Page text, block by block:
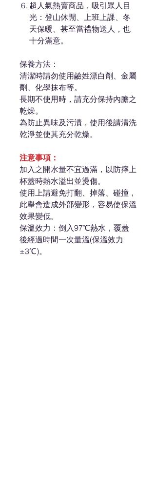
超人氣熱賣商品，吸引眾人目
光：登山休閒、上班上課、冬
天保暖、甚至當禮物送人，也
十分滿意。
保養方法：
清潔時請勿使用鹼姓漂白劑、金屬
劑、化學抹布等。
長期不使用時，請充分保持內膽之
乾燥。
為防止異味及污漬，使用後請清洗
乾淨並使其充分乾燥。
注意事項：
加入之開水量不宜過滿，以防擰上
杯蓋時熱水溢出並燙傷。
使用上請避免打翻、掉落、碰撞，
此舉會造成外部變形，容易使保溫
效果變低。
保溫效力：倒入97℃熱水，覆蓋
後經過時間一次量溫(保溫效力
±3℃)。